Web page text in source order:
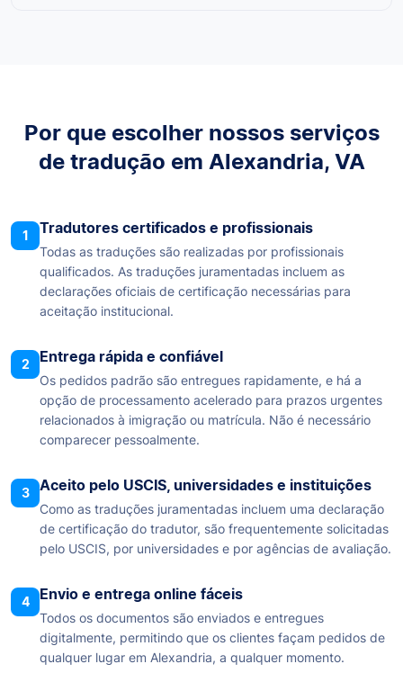
Por que escolher nossos serviços
de tradução em Alexandria, VA
1 Tradutores certificados e profissionais
Todas as traduções são realizadas por profissionais
qualificados. As traduções juramentadas incluem as
declarações oficiais de certificação necessárias para
aceitação institucional.
2 Entrega rápida e confiável
Os pedidos padrão são entregues rapidamente, e há a
opção de processamento acelerado para prazos urgentes
relacionados à imigração ou matrícula. Não é necessário
comparecer pessoalmente.
3 Aceito pelo USCIS, universidades e instituições
Como as traduções juramentadas incluem uma declaração
de certificação do tradutor, são frequentemente solicitadas
pelo USCIS, por universidades e por agências de avaliação.
4 Envio e entrega online fáceis
Todos os documentos são enviados e entregues
digitalmente, permitindo que os clientes façam pedidos de
qualquer lugar em Alexandria, a qualquer momento.